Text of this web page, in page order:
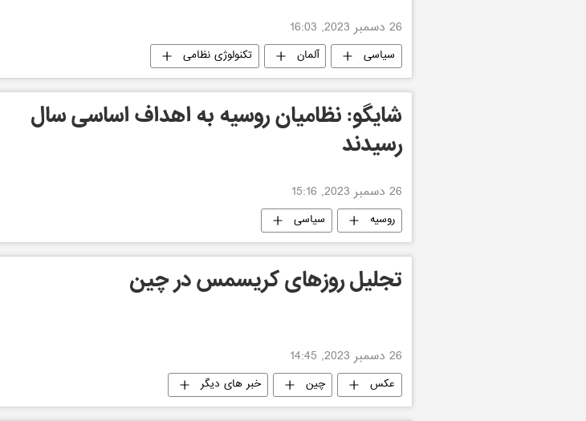
26 دسمبر 2023, 16:03
سیاسی آلمان تکنولوژی نظامی
شایگو: نظامیان روسیه به اهداف اساسی سال
رسیدند
26 دسمبر 2023, 15:16
روسیه سیاسی
تجلیل روزهای کریسمس در چین
26 دسمبر 2023, 14:45
عکس چین خبر های دیگر